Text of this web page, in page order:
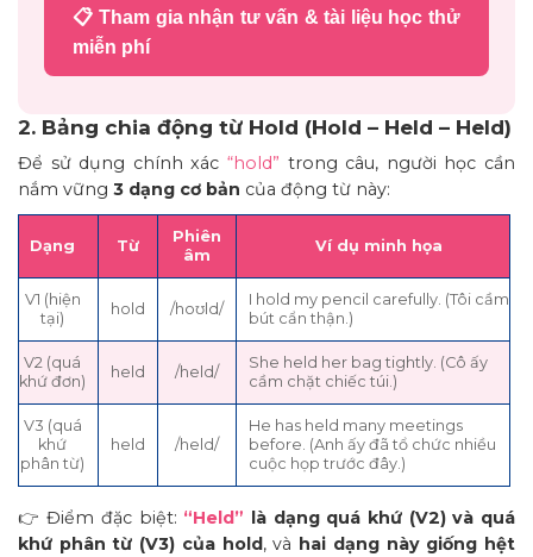
📋 Tham gia nhận tư vấn & tài liệu học thử
miễn phí
2. Bảng chia động từ Hold (Hold – Held – Held)
Để sử dụng chính xác “hold” trong câu, người học cần
nắm vững 3 dạng cơ bản của động từ này:
Dạng Từ
Phiên
âm
Ví dụ minh họa
V1 (hiện
tại)
hold /hoʊld/
I hold my pencil carefully. (Tôi cầm
bút cẩn thận.)
V2 (quá
khứ đơn)
held /held/
She held her bag tightly. (Cô ấy
cầm chặt chiếc túi.)
V3 (quá
khứ
phân từ)
held /held/
He has held many meetings
before. (Anh ấy đã tổ chức nhiều
cuộc họp trước đây.)
👉 Điểm đặc biệt: “Held” là dạng quá khứ (V2) và quá
khứ phân từ (V3) của hold, và hai dạng này giống hệt